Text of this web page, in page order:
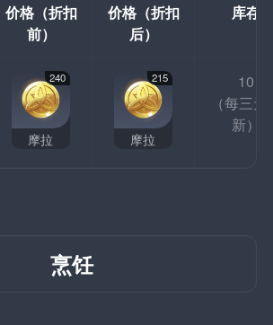
价格（折扣
前）
价格（折扣
后）
库存
240
摩拉
215
摩拉
10
（每三天
新）
烹饪